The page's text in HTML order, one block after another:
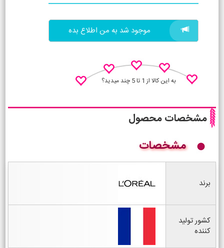
موجود شد به من اطلاع بده
به این کالا از 1 تا 5 چند میدید؟
مشخصات محصول
مشخصات
برند
کشور تولید
کننده